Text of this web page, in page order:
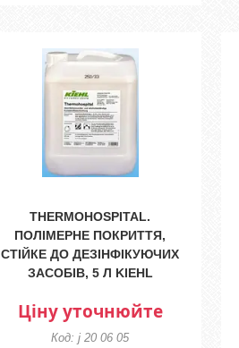
THERMOHOSPITAL.
ПОЛІМЕРНЕ ПОКРИТТЯ,
СТІЙКЕ ДО ДЕЗІНФІКУЮЧИХ
ЗАСОБІВ, 5 Л KIEHL
Ціну уточнюйте
j 20 06 05